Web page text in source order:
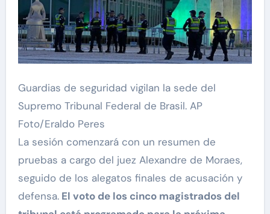
Guardias de seguridad vigilan la sede del
Supremo Tribunal Federal de Brasil. AP
Foto/Eraldo Peres
La sesión comenzará con un resumen de
pruebas a cargo del juez Alexandre de Moraes,
seguido de los alegatos finales de acusación y
defensa.El voto de los cinco magistrados del